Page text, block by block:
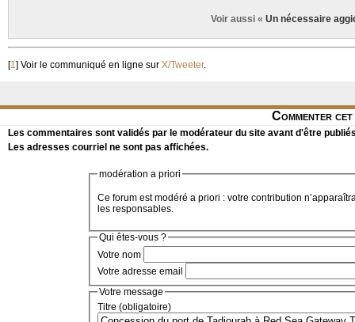
Voir aussi « Un nécessaire
[1] Voir le communiqué en ligne sur X/Tweeter.
Commenter
Les commentaires sont validés par le modérateur du site avant d'être
Les adresses courriel ne sont pas affichées.
modération a priori
Ce forum est modéré a priori : votre contribution
les responsables.
Qui êtes-vous ?
Votre nom
Votre adresse email
Votre message
Titre (obligatoire)